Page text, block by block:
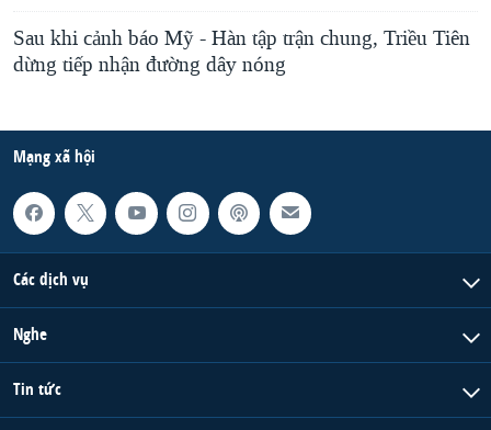
Sau khi cảnh báo Mỹ - Hàn tập trận chung, Triều Tiên
dừng tiếp nhận đường dây nóng
Mạng xã hội
Các dịch vụ
Nghe
Tin tức